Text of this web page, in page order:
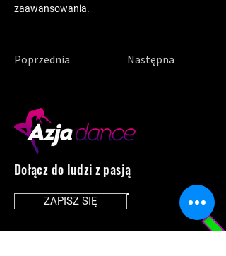
zaawansowania.
Poprzednia Następna
Dołącz do ludzi z pasją
ZAPISZ SIĘ